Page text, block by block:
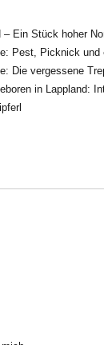
– Ein Stück hoher
Pest, Picknick und
Die vergessene
in Lappland: